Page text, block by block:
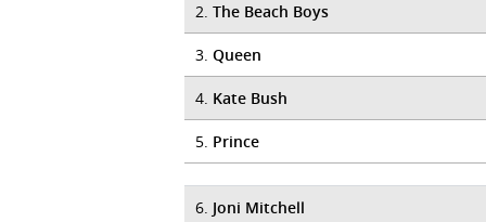
2. The Beach Boys
3. Queen
4. Kate Bush
5. Prince
6. Joni Mitchell